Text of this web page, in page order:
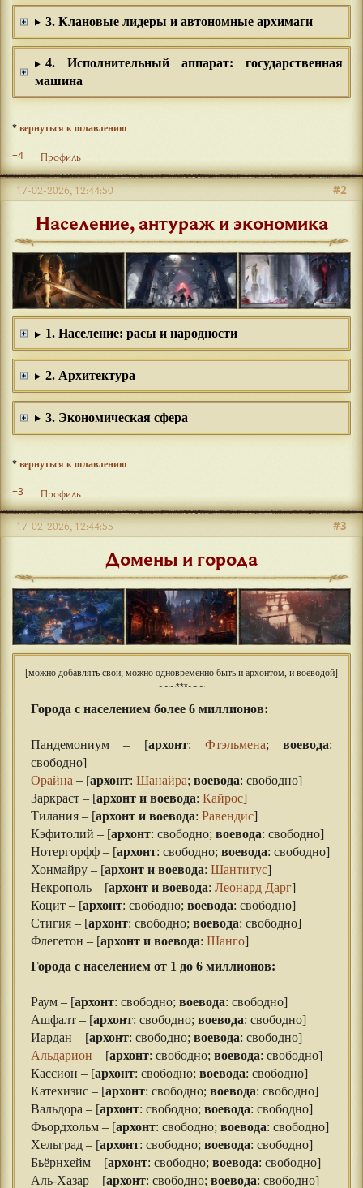
3. Клановые лидеры и автономные архимаги
4. Исполнительный аппарат: государственная
машина
* вернуться к оглавлению
+4 Профиль
#2
17-02-2026, 12:44:50
Население, антураж и экономика
1. Население: расы и народности
2. Архитектура
3. Экономическая сфера
* вернуться к оглавлению
+3 Профиль
#3
17-02-2026, 12:44:55
Домены и города
[можно добавлять свои; можно одновременно быть и архонтом, и воеводой]
~~~***~~~
Города с населением более 6 миллионов:
Пандемониум – [архонт: Фтэльмена;воевода:
свободно]
Орайна– [архонт: Шанайра; воевода: свободно]
Заркраст – [архонт и воевода: Кайрос]
Тилания – [архонт и воевода: Равендис]
Кэфитолий – [архонт: свободно; воевода: свободно]
Нотергорфф – [архонт: свободно; воевода: свободно]
Хонмайру – [архонт и воевода: Шантитус]
Некрополь – [архонт и воевода: Леонард Дарг]
Коцит – [архонт: свободно; воевода: свободно]
Стигия – [архонт: свободно; воевода: свободно]
Флегетон – [архонт и воевода: Шанго]
Города с населением от 1 до 6 миллионов:
Раум – [архонт: свободно; воевода: свободно]
Ашфалт – [архонт: свободно; воевода: свободно]
Иардан – [архонт: свободно; воевода: свободно]
Альдарион – [архонт: свободно; воевода: свободно]
Кассион – [архонт: свободно; воевода: свободно]
Катехизис – [архонт: свободно; воевода: свободно]
Вальдора – [архонт: свободно; воевода: свободно]
Фьордхольм – [архонт: свободно; воевода: свободно]
Хельград – [архонт: свободно; воевода: свободно]
Бьёрнхейм – [архонт: свободно; воевода: свободно]
Аль-Хазар – [архонт: свободно; воевода: свободно]